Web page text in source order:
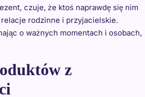
czuje, że ktoś naprawdę się nim
rodzinne i przyjacielskie.
o ważnych momentach i osobach,
z